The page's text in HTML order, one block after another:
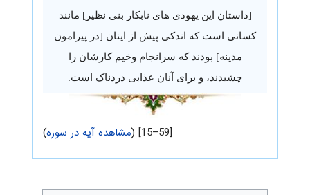
[داستان این یهودی های نابکار بنی نظیر] مانند
کسانی است که اندکی پیش از اینان [در پیرامون
مدینه] بودند که سرانجام وخیم کارشان را
چشیدند، و برای آنان عذابی دردناک است.
[59–15] ( مشاهده آیه در سوره)